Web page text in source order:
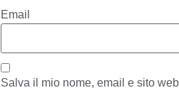
Email
Salva il mio nome, email e sito